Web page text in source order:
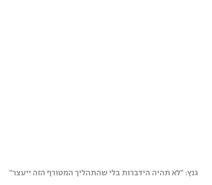
גנץ: "לא תהיה הידברות בלי שהתהליך המטורף הזה ייעצר"